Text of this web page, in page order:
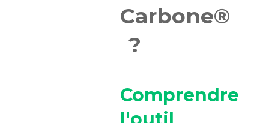
Carbone®
?
Comprendre